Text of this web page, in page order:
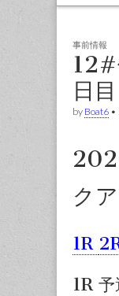
事前情報
12#
日目
by Boat6 •
ク
1R
1R